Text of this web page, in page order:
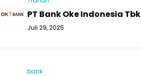
PT Bank Oke Indonesia Tbk
Juli 29, 2025
bank